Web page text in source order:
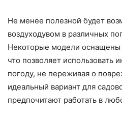
Не менее полезной будет
воздуходувом в различных
Некоторые модели
что позволяет использовать
погоду, не переживая о
идеальный вариант для
предпочитают работать в